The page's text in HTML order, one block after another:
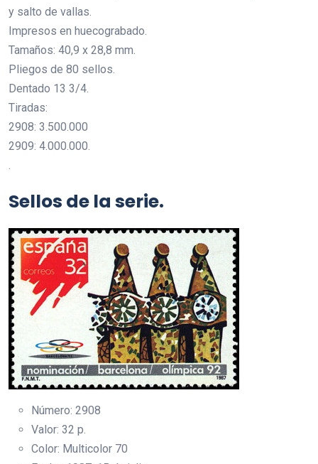
y salto de vallas.
Impresos en huecograbado.
Tamaños: 40,9 x 28,8 mm.
Pliegos de 80 sellos.
Dentado 13 3/4.
Tiradas:
2908: 3.500.000
2909: 4.000.000.
.
Sellos de la serie.
Número: 2908
Valor: 32 p.
Color: Multicolor 70